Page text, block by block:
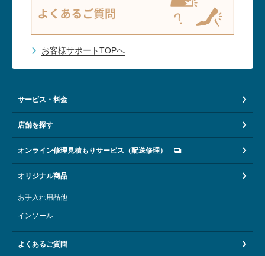
お客様サポートTOPへ
サービス・料金
店舗を探す
オンライン修理見積もりサービス（配送修理）
オリジナル商品
お手入れ用品他
インソール
よくあるご質問